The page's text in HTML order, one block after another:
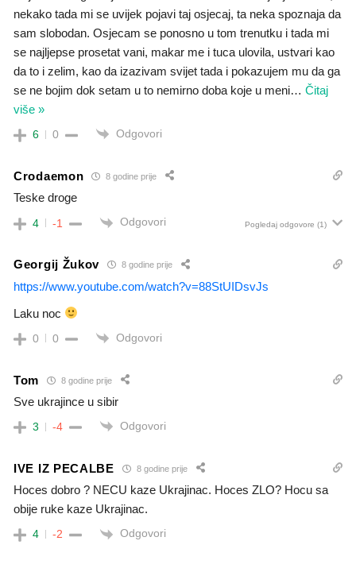
nekako tada mi se uvijek pojavi taj osjecaj, ta neka spoznaja da
sam slobodan. Osjecam se ponosno u tom trenutku i tada mi
se najljepse prosetat vani, makar me i tuca ulovila, ustvari kao
da to i zelim, kao da izazivam svijet tada i pokazujem mu da ga
se ne bojim dok setam u to nemirno doba koje u meni… Čitaj
više »
6 0 Odgovori
Crodaemon 8 godine prije
Teske droge
4 -1 Odgovori Pogledaj odgovore (1)
Georgij Žukov 8 godine prije
https://www.youtube.com/watch?v=88StUIDsvJs
Laku noc
0 0 Odgovori
Tom 8 godine prije
Sve ukrajince u sibir
3 -4 Odgovori
IVE IZ PECALBE 8 godine prije
Hoces dobro ? NECU kaze Ukrajinac. Hoces ZLO? Hocu sa
obije ruke kaze Ukrajinac.
4 -2 Odgovori